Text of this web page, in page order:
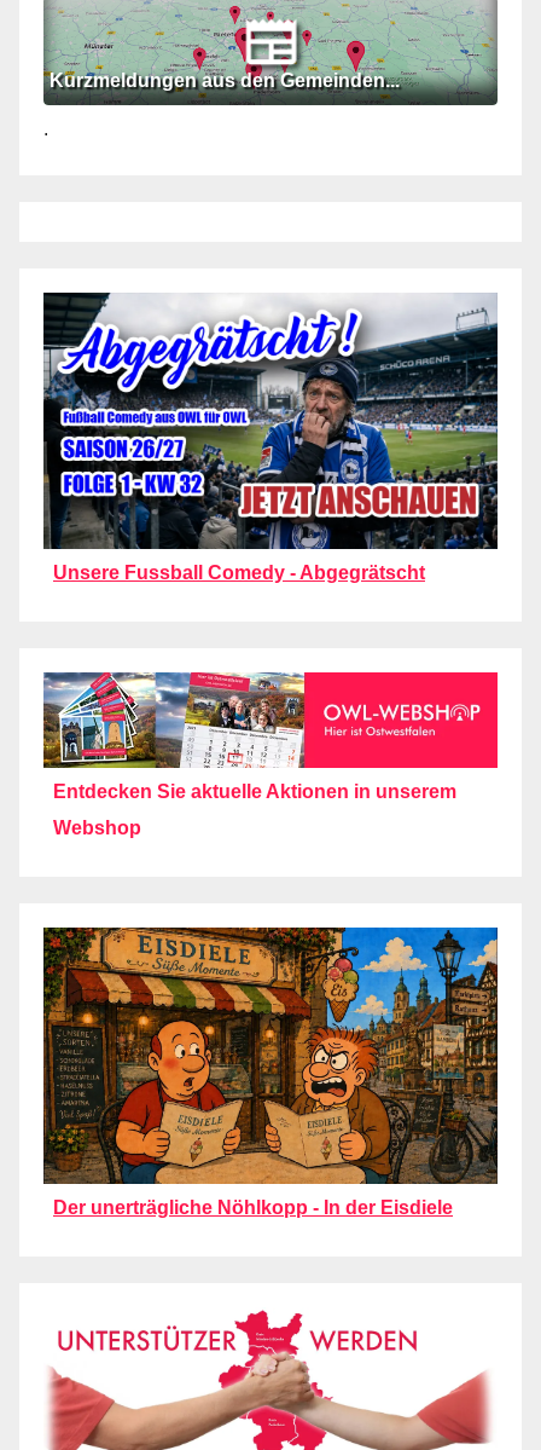
Kurzmeldungen aus den Gemeinden...
.
Unsere Fussball Comedy - Abgegrätscht
Entdecken Sie aktuelle Aktionen in unserem
Webshop
Der unerträgliche Nöhlkopp - In der Eisdiele